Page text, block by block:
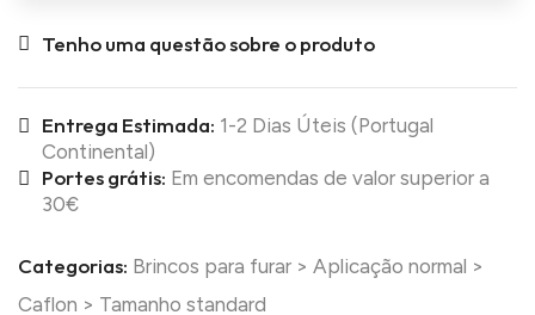
Tenho uma questão sobre o produto
Entrega Estimada: 1-2 Dias Úteis (Portugal
Continental)
Portes grátis: Em encomendas de valor superior a
30€
Categorias: Brincos para furar > Aplicação normal >
Caflon > Tamanho standard